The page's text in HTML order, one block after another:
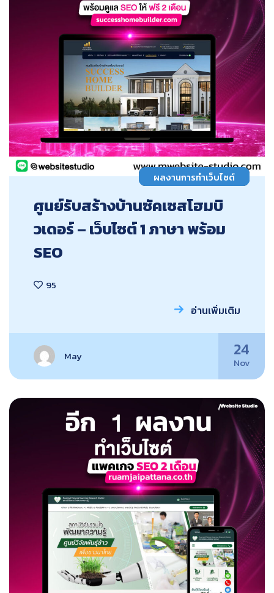
ผลงานการทำเว็บไซต์
ศูนย์รับสร้างบ้านซัคเซสโฮมบิ
วเดอร์ – เว็บไซต์ 1 ภาษา พร้อม
SEO
95
อ่านเพิ่มเติม
May 24
Nov